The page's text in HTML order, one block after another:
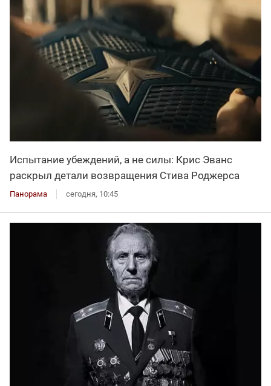
Испытание убеждений, а не силы: Крис Эванс
раскрыл детали возвращения Стива Роджерса
Панорама сегодня, 10:45